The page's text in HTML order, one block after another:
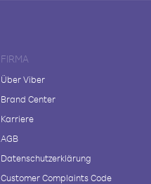
FIRMA
Über Viber
Brand Center
Karriere
AGB
Datenschutzerklärung
Customer Complaints Code